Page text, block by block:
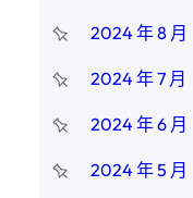
2024 年 8 月
2024 年 7 月
2024 年 6 月
2024 年 5 月